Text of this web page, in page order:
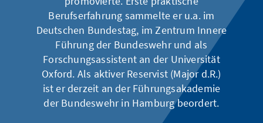
Berufserfahrung sammelte er u.a. im
Deutschen Bundestag, im Zentrum Innere
Führung der Bundeswehr und als
Forschungsassistent an der Universität
Oxford. Als aktiver Reservist (Major d.R.)
ist er derzeit an der Führungsakademie
der Bundeswehr in Hamburg beordert.